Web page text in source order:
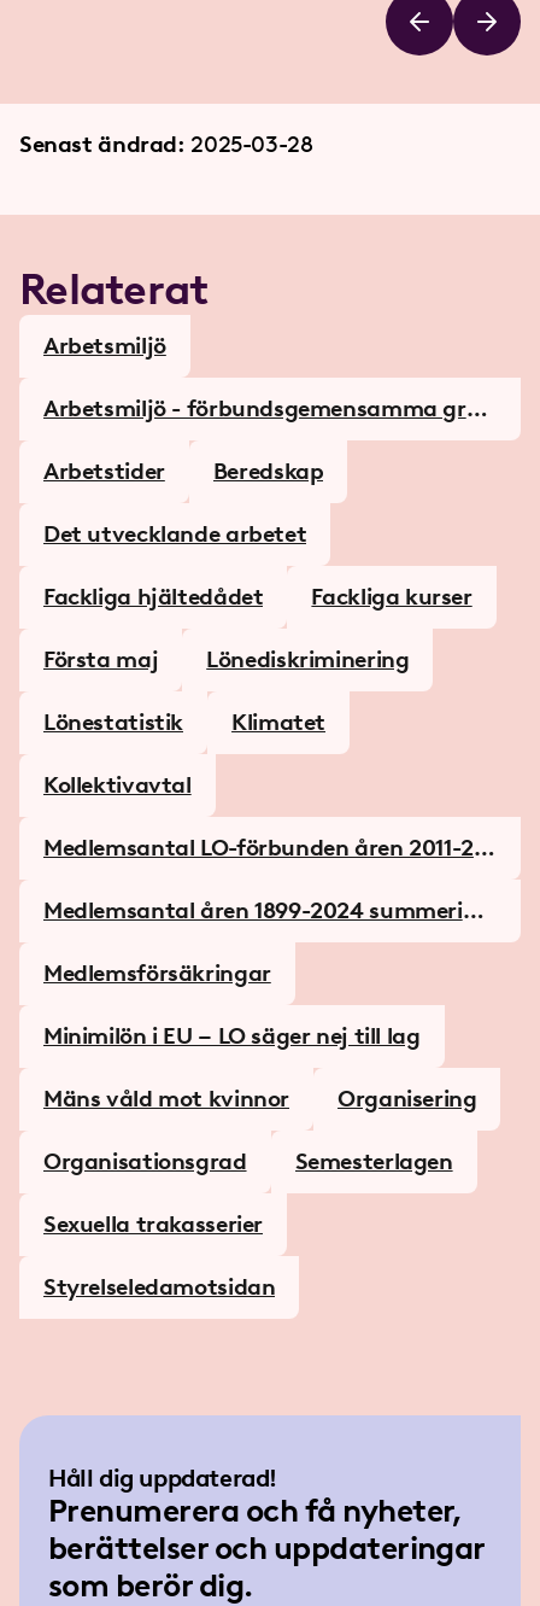
Senast ändrad: 2025-03-28
Relaterat
Arbetsmiljö
Arbetsmiljö - förbundsgemensamma grup
Arbetstider
Beredskap
Det utvecklande arbetet
Fackliga hjältedådet Fackliga kurser
Första maj Lönediskriminering
Lönestatistik Klimatet
Kollektivavtal
Medlemsantal LO-förbunden åren 2011-20
Medlemsantal åren 1899-2024 summering
Medlemsförsäkringar
Minimilön i EU – LO säger nej till lag
Mäns våld mot kvinnor Organisering
Organisationsgrad Semesterlagen
Sexuella trakasserier
Styrelseledamotsidan
Håll dig uppdaterad!
Prenumerera och få nyheter,
berättelser och uppdateringar
som berör dig.